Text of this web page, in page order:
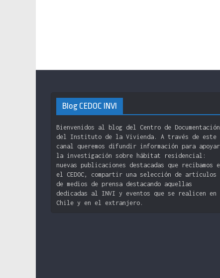
Blog CEDOC INVI
Bienvenidos al blog del Centro de Documentación
del Instituto de la Vivienda. A través de este
canal queremos difundir información para apoyar
la investigación sobre hábitat residencial:
nuevas publicaciones destacadas que recibamos
el CEDOC, compartir una selección de artículos
de medios de prensa destacando aquellas
dedicadas al INVI y eventos que se realicen en
Chile y en el extranjero.